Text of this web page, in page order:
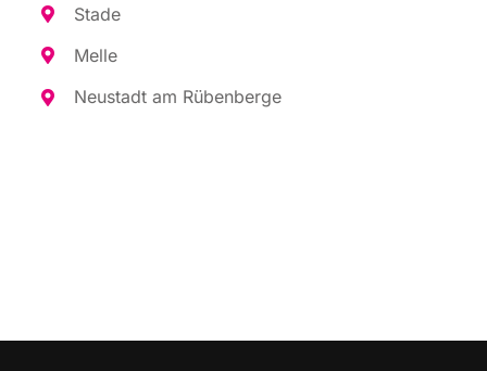
Sta­de
Mel­le
Neu­stadt am Rübenberge